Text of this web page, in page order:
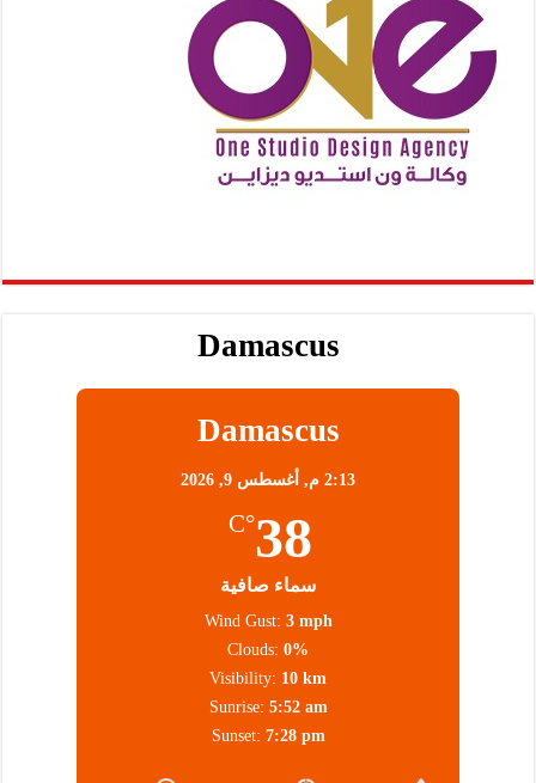
Damascus
Damascus
2:13 م, أغسطس 9, 2026
38
°C
سماء صافية
Wind Gust: 3 mph
Clouds: 0%
Visibility: 10 km
Sunrise: 5:52 am
Sunset: 7:28 pm